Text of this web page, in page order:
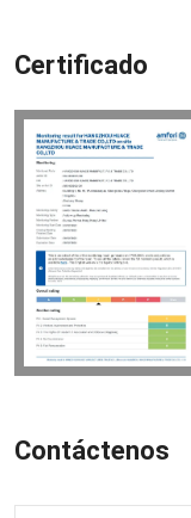
Certificado
Contáctenos